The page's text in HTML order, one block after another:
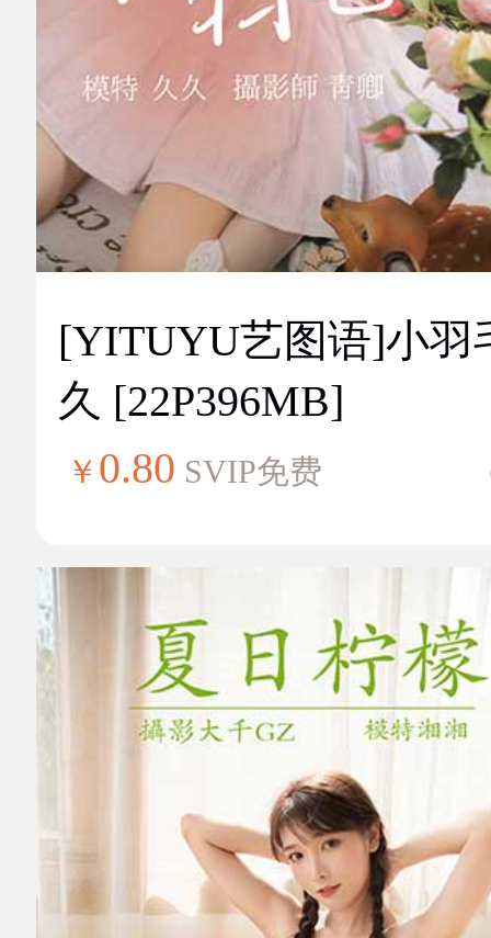
[YITUYU艺图语]小羽
久 [22P396MB]
￥ 0.80 SVIP免费